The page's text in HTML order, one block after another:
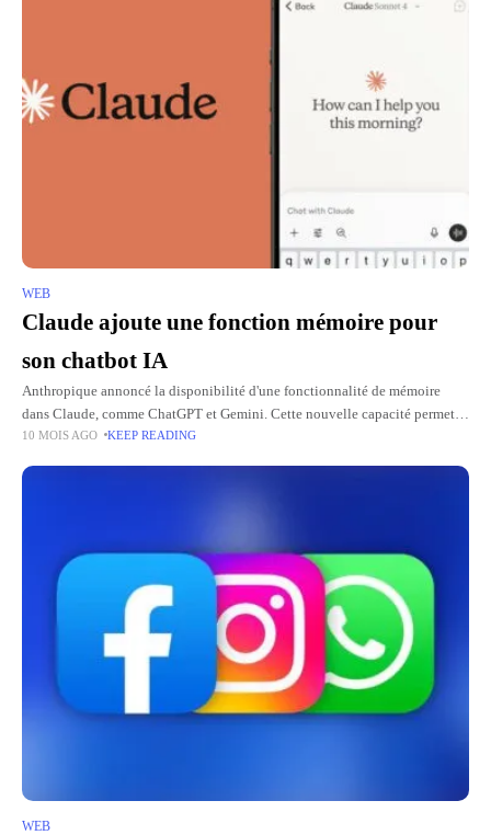
WEB
Claude ajoute une fonction mémoire pour
son chatbot IA
Anthropique annoncé la disponibilité d'une fonctionnalité de mémoire
dans Claude, comme ChatGPT et Gemini. Cette nouvelle capacité permet
au chatbot IA de mémoriser des informations sur les utilisateurs, leurs
10 MOIS AGO KEEP READING
WEB